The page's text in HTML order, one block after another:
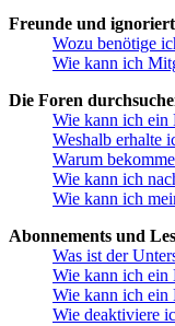
Freunde und
Wozu benötige
Wie kann ich
Die Foren
Wie kann ich ein
Weshalb erhalte
Warum
Wie kann ich
Wie kann ich
Abonnements und
Was ist der
Wie kann ich ein
Wie kann ich ein
Wie deaktiviere